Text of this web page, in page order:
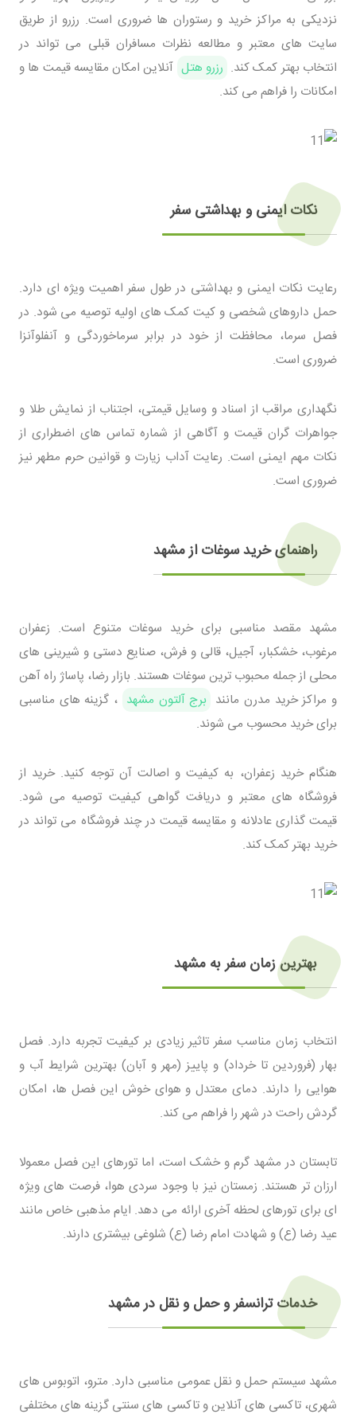
نزدیکی به مراکز خرید و رستوران ها ضروری است. رزرو از طریق
سایت های معتبر و مطالعه نظرات مسافران قبلی می تواند در
انتخاب بهتر کمک کند. رزرو هتل آنلاین امکان مقایسه قیمت ها و
امکانات را فراهم می کند.
نکات ایمنی و بهداشتی سفر
رعایت نکات ایمنی و بهداشتی در طول سفر اهمیت ویژه ای دارد.
حمل داروهای شخصی و کیت کمک های اولیه توصیه می شود. در
فصل سرما، محافظت از خود در برابر سرماخوردگی و آنفلوآنزا
ضروری است.
نگهداری مراقب از اسناد و وسایل قیمتی، اجتناب از نمایش طلا و
جواهرات گران قیمت و آگاهی از شماره تماس های اضطراری از
نکات مهم ایمنی است. رعایت آداب زیارت و قوانین حرم مطهر نیز
ضروری است.
راهنمای خرید سوغات از مشهد
مشهد مقصد مناسبی برای خرید سوغات متنوع است. زعفران
مرغوب، خشکبار، آجیل، قالی و فرش، صنایع دستی و شیرینی های
محلی از جمله محبوب ترین سوغات هستند. بازار رضا، پاساژ راه آهن
و مراکز خرید مدرن مانند برج آلتون مشهد ، گزینه های مناسبی
برای خرید محسوب می شوند.
هنگام خرید زعفران، به کیفیت و اصالت آن توجه کنید. خرید از
فروشگاه های معتبر و دریافت گواهی کیفیت توصیه می شود.
قیمت گذاری عادلانه و مقایسه قیمت در چند فروشگاه می تواند در
خرید بهتر کمک کند.
بهترین زمان سفر به مشهد
انتخاب زمان مناسب سفر تاثیر زیادی بر کیفیت تجربه دارد. فصل
بهار (فروردین تا خرداد) و پاییز (مهر و آبان) بهترین شرایط آب و
هوایی را دارند. دمای معتدل و هوای خوش این فصل ها، امکان
گردش راحت در شهر را فراهم می کند.
تابستان در مشهد گرم و خشک است، اما تورهای این فصل معمولا
ارزان تر هستند. زمستان نیز با وجود سردی هوا، فرصت های ویژه
ای برای تورهای لحظه آخری ارائه می دهد. ایام مذهبی خاص مانند
عید رضا (ع) و شهادت امام رضا (ع) شلوغی بیشتری دارند.
خدمات ترانسفر و حمل و نقل در مشهد
مشهد سیستم حمل و نقل عمومی مناسبی دارد. مترو، اتوبوس های
شهری، تاکسی های آنلاین و تاکسی های سنتی گزینه های مختلفی